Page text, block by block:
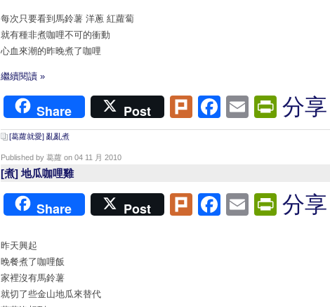
每次只要看到馬鈴薯 洋蔥 紅蘿蔔
就有種非煮咖哩不可的衝動
心血來潮的昨晚煮了咖哩
繼續閱讀 »
Share Post PlurkFacebook
Email分享
[葛蘿就愛] 亂亂煮
Published by 葛蘿 on 04 11 月 2010
[煮] 地瓜咖哩雞
Share Post PlurkFacebook
Email分享
昨天興起
晚餐煮了咖哩飯
家裡沒有馬鈴薯
就切了些金山地瓜來替代